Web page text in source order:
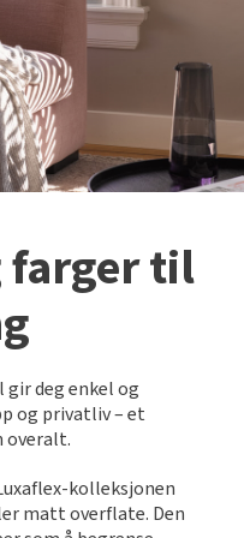
I AUGUST:
se tips og bli inspirert
farger til
gir deg enkel og
og privatliv – et
overalt.
kolleksjonen
matt overflate. Den